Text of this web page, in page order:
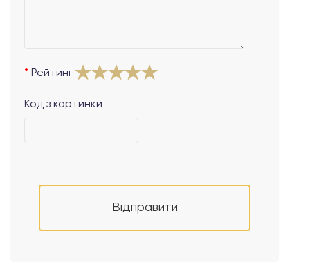
Рейтинг
Код з картинки
Відправити